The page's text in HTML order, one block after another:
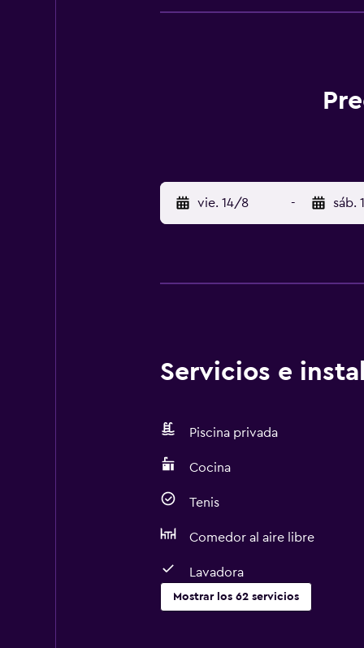
vie. 14/8 - sáb.
Servicios e
Piscina privada
Cocina
Tenis
Comedor al aire libre
Lavadora
Mostrar los 62 servicios